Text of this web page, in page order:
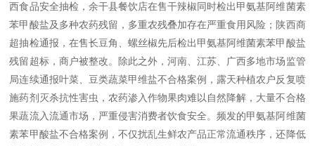
西食品安全抽检，余干县餐饮店在售干辣椒同时检出甲氨基阿维菌素
苯甲酸盐及多种农药残留，多重农残叠加存在严重食用风险；陕西商
超抽检通报，在售长豆角、螺丝椒先后检出甲氨基阿维菌素苯甲酸盐
残留超标，商户被整改。除此之外，河南、江苏、广西多地市场监管
局连续通报叶菜、豆类蔬菜甲维盐不合格案例，露天种植农户反复喷
施药剂灭杀抗性害虫，农药渗入作物果肉难以自然降解，大量不合格
果蔬流入流通市场，严重侵害消费者饮食安全。频发的甲氨基阿维菌
素苯甲酸盐不合格案例，不仅扰乱生鲜农产品正常流通秩序，还降低